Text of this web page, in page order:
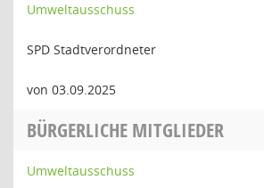
Umweltausschuss
SPD Stadtverordneter
von 03.09.2025
BÜRGERLICHE MITGLIEDER
Umweltausschuss